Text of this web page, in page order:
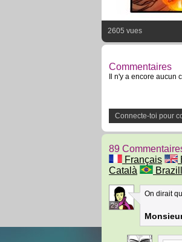
2605 vues
Commentaires
Il n'y a encore aucun
Connecte-toi pour
89
Français
Català
29
On dirait